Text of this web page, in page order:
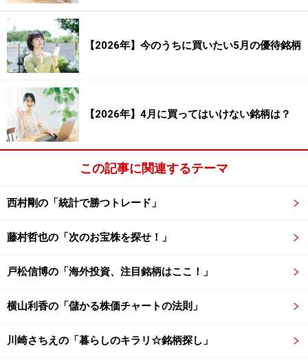
システムトレードの達人
勝率： 56.59 %
勝ち数： 103 回
負け数： 79 回
引き分け数： 2回
合計損益（率）： 211.43 ％ 平均損益（率）：
1.15 ％
6.63 ％
合計損失（率）： -471.83 ％ 平均損失
（率）： -5.97 ％
平均保持日数： 27.24 日
【2026年】今のうちに買いたい5月の優待銘柄
【2026年】4月に買ってはいけない銘柄は？
この記事に関連するテーマ
西村剛の「統計で勝つトレード」
藤村哲也の「次のお宝株を探せ！」
戸松信博の「海外投資、注目銘柄はここ！」
横山利香の「儲かる株価チャートの法則」
川崎さちえの「暮らしのキラリ☆銘柄探し」